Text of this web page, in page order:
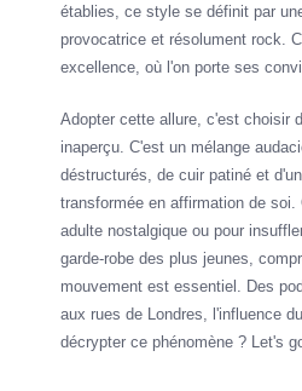
établies, ce style se définit par
provocatrice et résolument rock.
excellence, où l'on porte ses
Adopter cette allure, c'est choisir
inaperçu. C'est un mélange
déstructurés, de cuir patiné et
transformée en affirmation de
adulte nostalgique ou pour
garde-robe des plus jeunes,
mouvement est essentiel. Des
aux rues de Londres, l'influence
décrypter ce phénomène ? Let's